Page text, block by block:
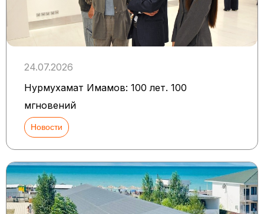
24.07.2026
Нурмухамат Имамов: 100 лет. 100
мгновений
Новости